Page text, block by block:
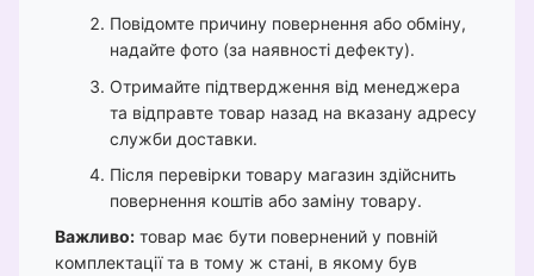
Повідомте причину повернення або обміну,
надайте фото (за наявності дефекту).
Отримайте підтвердження від менеджера
та відправте товар назад на вказану адресу
служби доставки.
Після перевірки товару магазин здійснить
повернення коштів або заміну товару.
Важливо: товар має бути повернений у повній
комплектації та в тому ж стані, в якому був